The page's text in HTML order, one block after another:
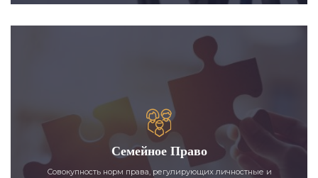
Семейное Право
Совокупность норм права, регулирующих личностные и